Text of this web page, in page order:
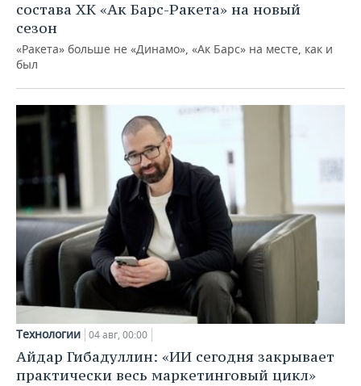
состава ХК «Ак Барс-Ракета» на новый
сезон
«Ракета» больше не «Динамо», «Ак Барс» на месте, как и
был
Технологии 04 авг, 00:00
Айдар Гибадуллин: «ИИ сегодня закрывает
практически весь маркетинговый цикл»